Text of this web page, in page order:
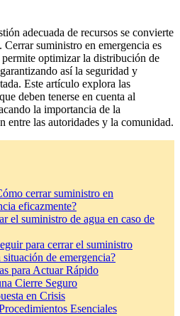
adecuada de recursos se convierte
suministro en emergencia es
optimizar la distribución de
así la seguridad y
Este artículo explora las
deben tenerse en cuenta al
la importancia de la
las autoridades y la comunidad.
cerrar suministro en
eficazmente?
el suministro de agua en caso de
para cerrar el suministro
de emergencia?
para Actuar Rápido
Cierre Seguro
en Crisis
Esenciales